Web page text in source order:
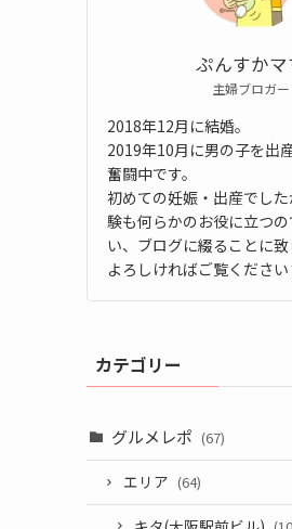
ぷんすかマ
主婦ブロガー
2018年12月に結婚。
2019年10月に男の子を出
奮闘中です。
初めての妊娠・出産でし
験も何らかのお役に立つ
い、ブログに綴ることに致
よろしければご覧ください
カテゴリー
グルメレポ (67)
エリア (64)